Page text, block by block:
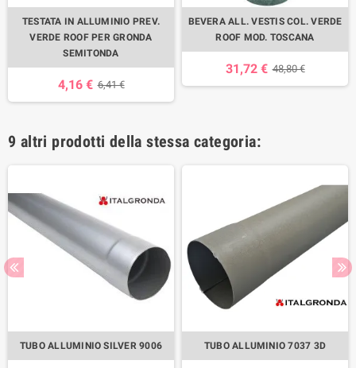
TESTATA IN ALLUMINIO PREV.
VERDE ROOF PER GRONDA
SEMITONDA
4,16 € 6,41 €
BEVERA ALL. VESTIS COL. VERDE
ROOF MOD. TOSCANA
31,72 € 48,80 €
9 altri prodotti della stessa categoria:
TUBO ALLUMINIO SILVER 9006 TUBO ALLUMINIO 7037 3D